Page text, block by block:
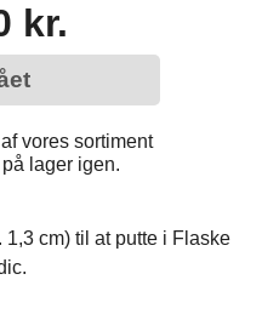
kr.
vores sortiment
lager igen.
1,3 cm) til at putte i Flaske